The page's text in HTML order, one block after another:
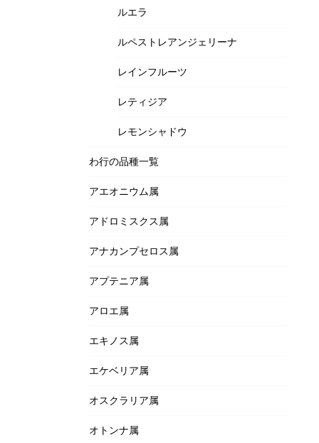
ルエラ
ルペストレアンジェリーナ
レインフルーツ
レティジア
レモンシャドウ
わ行の品種一覧
アエオニウム属
アドロミスクス属
アナカンプセロス属
アプテニア属
アロエ属
エキノス属
エケベリア属
オスクラリア属
オトンナ属